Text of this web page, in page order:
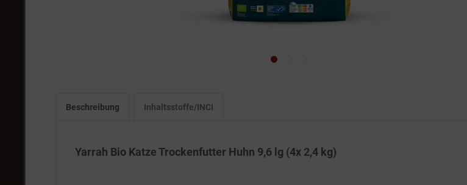
Beschreibung Inhaltsstoffe/INCI
Yarrah Bio Katze Trockenfutter Huhn 9,6 lg (4x 2,4 kg)